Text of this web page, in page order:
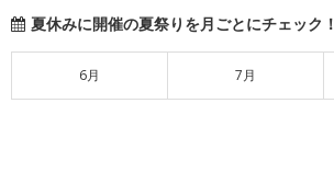
夏休みに開催の夏祭りを月ごとにチェック！
6月 7月